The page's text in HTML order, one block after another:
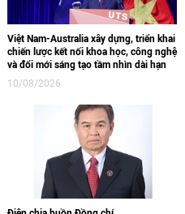
Việt Nam-Australia xây dựng, triển khai
chiến lược kết nối khoa học, công nghệ
và đổi mới sáng tạo tầm nhìn dài hạn
10/08/2026